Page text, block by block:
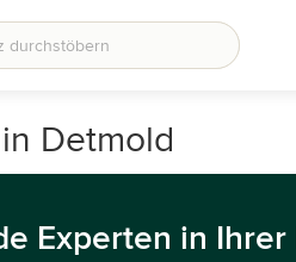
Detmold
Experten in Ihrer